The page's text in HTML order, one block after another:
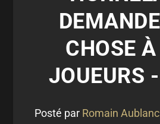
CHOSE
JOUEURS
Posté par Romain Aublanc